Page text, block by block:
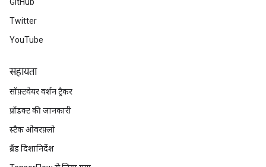
Twitter
YouTube
सहायता
सॉफ़्टवेयर वर्शन ट्रैकर
प्रॉडक्ट की जानकारी
स्टैक ओवरफ़्लो
ब्रैंड दिशानिर्देश